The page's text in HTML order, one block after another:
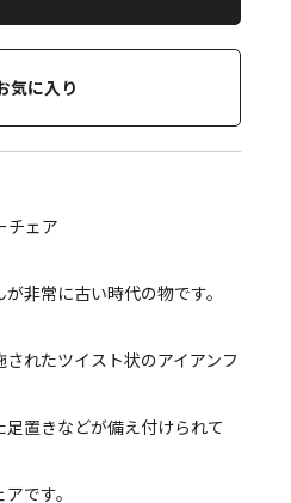
気に入り
チェア
非常に古い時代の物です。
れたツイスト状のアイアンフ
置きなどが備え付けられて
です。